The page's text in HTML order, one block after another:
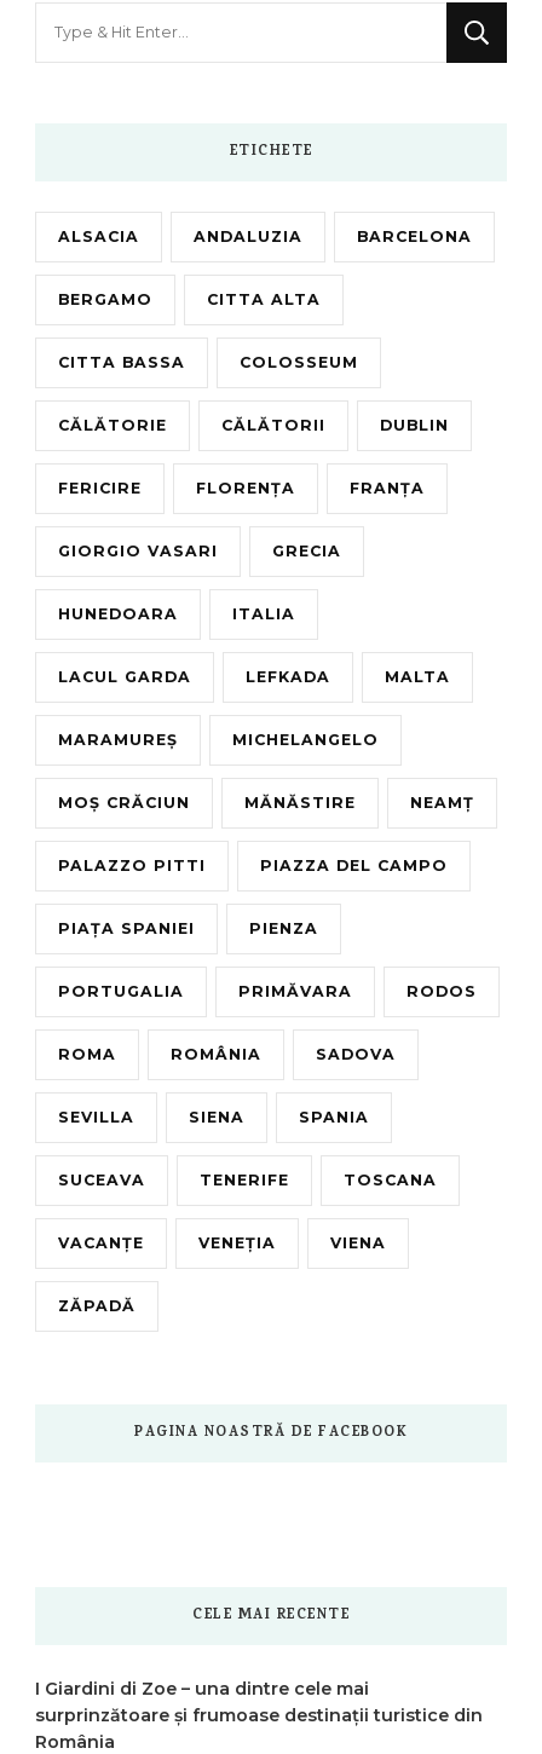
ETICHETE
ALSACIA ANDALUZIA BARCELONA
BERGAMO CITTA ALTA
CITTA BASSA COLOSSEUM
CĂLĂTORIE CĂLĂTORII DUBLIN
FERICIRE FLORENȚA FRANȚA
GIORGIO VASARI GRECIA
HUNEDOARA ITALIA
LACUL GARDA LEFKADA MALTA
MARAMUREȘ MICHELANGELO
MOȘ CRĂCIUN MĂNĂSTIRE NEAMȚ
PALAZZO PITTI PIAZZA DEL CAMPO
PIAȚA SPANIEI PIENZA
PORTUGALIA PRIMĂVARA RODOS
ROMA ROMÂNIA SADOVA
SEVILLA SIENA SPANIA
SUCEAVA TENERIFE TOSCANA
VACANȚE VENEȚIA VIENA
ZĂPADĂ
PAGINA NOASTRĂ DE FACEBOOK
CELE MAI RECENTE
I Giardini di Zoe – una dintre cele mai
surprinzătoare și frumoase destinații turistice din
România